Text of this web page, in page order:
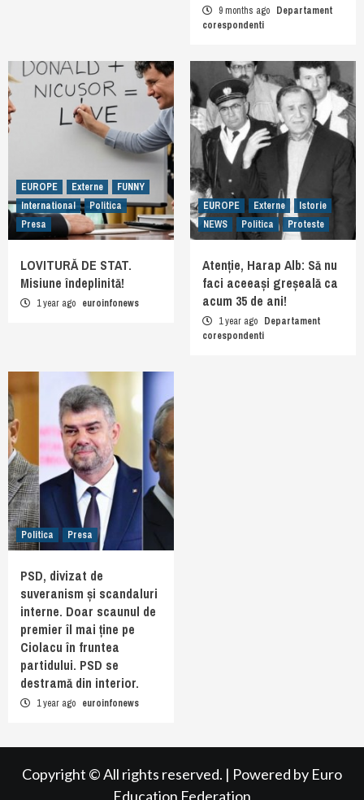
9 months ago Departament
corespondenti
EUROPE Externe
FUNNY
International
Politica
Presa
LOVITURĂ DE STAT.
Misiune îndeplinită!
1 year ago euroinfonews
EUROPE Externe
Istorie
NEWS
Politica Proteste
Atenție, Harap Alb: Să nu
faci aceeași greșeală ca
acum 35 de ani!
1 year ago Departament
corespondenti
Politica Presa
PSD, divizat de
suveranism și scandaluri
interne. Doar scaunul de
premier îl mai ține pe
Ciolacu în fruntea
partidului. PSD se
destramă din interior.
1 year ago euroinfonews
Copyright © All rights reserved. | Powered by Euro
Education Federation